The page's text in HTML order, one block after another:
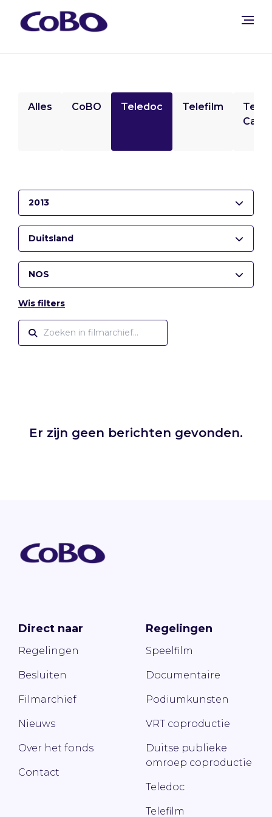
Alles CoBO Teledoc Telefilm
2013
Duitsland
NOS
Wis filters
Er zijn geen berichten gevonden.
Direct naar
Regelingen
Besluiten
Filmarchief
Nieuws
Over het fonds
Contact
Regelingen
Speelfilm
Documentaire
Podiumkunsten
VRT coproductie
Duitse publieke
omroep coproductie
Teledoc
Telefilm